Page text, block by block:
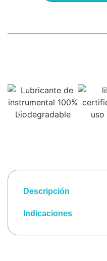
Descripción
Indicaciones